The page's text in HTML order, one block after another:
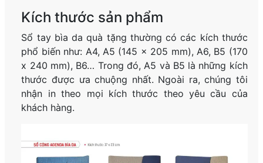
Kích thước sản phẩm
Sổ tay bìa da quà tặng thường có các kích thước
phổ biến như: A4, A5 (145 x 205 mm), A6, B5 (170
x 240 mm), B6… Trong đó, A5 và B5 là những kích
thước được ưa chuộng nhất. Ngoài ra, chúng tôi
nhận in theo mọi kích thước theo yêu cầu của
khách hàng.